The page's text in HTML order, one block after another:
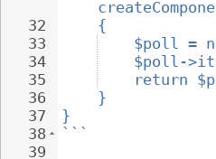
32
33
34
35
36
37
38
39
{
$poll =
$poll-
return
}
}
```